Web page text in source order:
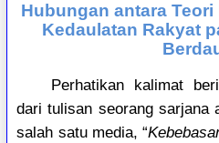
Hubungan antara
Kedaulatan Rakyat
Perhatikan kalimat
dari tulisan seorang sarjana
salah satu media, “